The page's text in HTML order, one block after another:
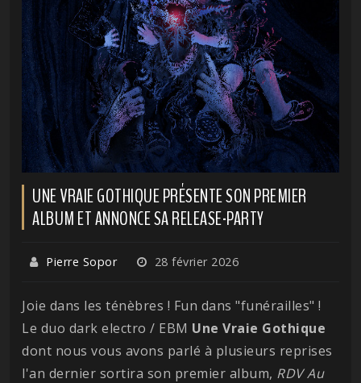
UNE VRAIE GOTHIQUE PRÉSENTE SON PREMIER
ALBUM ET ANNONCE SA RELEASE-PARTY
Pierre Sopor 28 février 2026
Joie dans les ténèbres ! Fun dans "funérailles" !
Le duo dark electro / EBM Une Vraie Gothique
dont nous vous avons parlé à plusieurs reprises
l'an dernier sortira son premier album, RDV Au